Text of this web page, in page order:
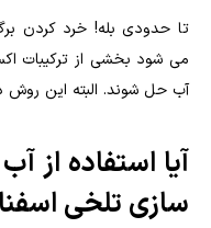
تا حدودی بله! خرد کردن
می شود بخشی از ترکیبات
آب حل شوند. البته این روش
آیا استفاده از
سازی تلخی